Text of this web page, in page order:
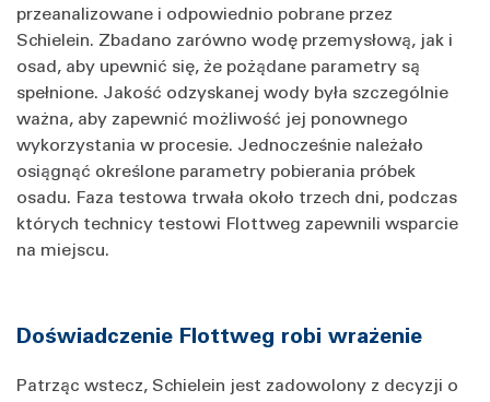
przeanalizowane i odpowiednio pobrane przez
Schielein. Zbadano zarówno wodę przemysłową, jak i
osad, aby upewnić się, że pożądane parametry są
spełnione. Jakość odzyskanej wody była szczególnie
ważna, aby zapewnić możliwość jej ponownego
wykorzystania w procesie. Jednocześnie należało
osiągnąć określone parametry pobierania próbek
osadu. Faza testowa trwała około trzech dni, podczas
których technicy testowi Flottweg zapewnili wsparcie
na miejscu.
Doświadczenie Flottweg robi wrażenie
Patrząc wstecz, Schielein jest zadowolony z decyzji o